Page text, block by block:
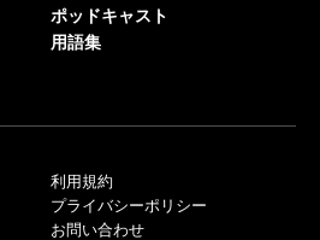
ポッドキャスト
用語集
利用規約
プライバシーポリシー
お問い合わせ